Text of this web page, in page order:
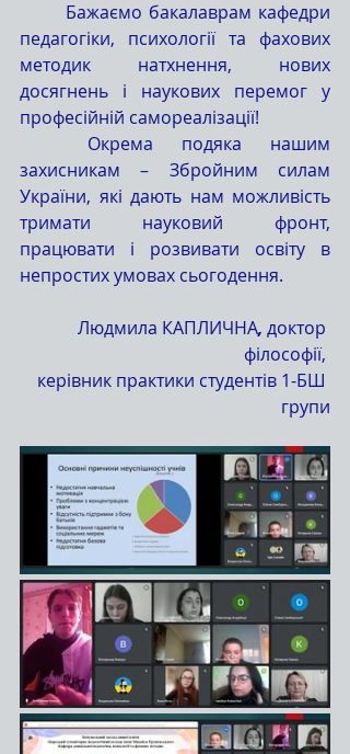
педагогіки, психології та фахових
методик натхнення, нових
досягнень і наукових перемог у
професійній самореалізації!
захисникам – Збройним силам
України, які дають нам можливість
тримати науковий фронт,
працювати і розвивати освіту в
непростих умовах сьогодення.
Людмила КАПЛИЧНА, доктор
філософії,
керівник практики студентів 1-БШ
групи